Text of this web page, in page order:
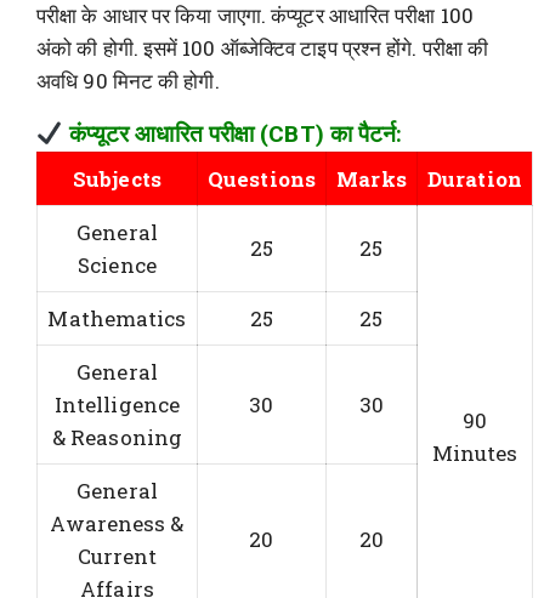
परीक्षा के आधार पर किया जाएगा. कंप्यूटर आधारित परीक्षा 100
अंको की होगी. इसमें 100 ऑब्जेक्टिव टाइप प्रश्न होंगे. परीक्षा की
अवधि 90 मिनट की होगी.
कंप्यूटर आधारित परीक्षा (CBT) का पैटर्न:
Subjects
Questions Marks
Duration
General
Science
25 25
90
Minutes
Mathematics 25
25
General
Intelligence
& Reasoning
30 30
General
Awareness &
Current
Affairs
20 20